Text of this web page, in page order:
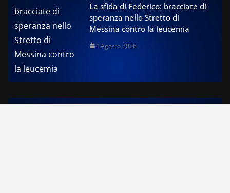
La sfida di Federico: bracciate di
speranza nello Stretto di
Messina contro la leucemia
4 Agosto 2026